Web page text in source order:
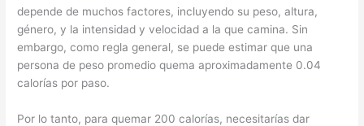
depende de muchos factores, incluyendo su peso, altura,
género, y la intensidad y velocidad a la que camina. Sin
embargo, como regla general, se puede estimar que una
persona de peso promedio quema aproximadamente 0.04
calorías por paso.
Por lo tanto, para quemar 200 calorías, necesitarías dar